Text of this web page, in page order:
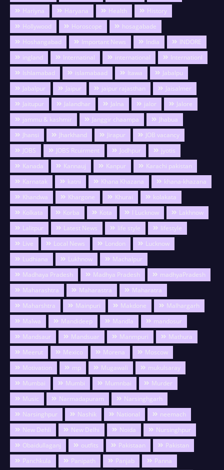
Hariyna
Haryana Health
History
Hollywood
Horoscope
hosagabade
Hoshangabad
Important News India
INDORE
ingland
Internatinal international
Internationl
Ishlamabad
islamabaad Itawa
Jabalpu
Jabalpur
Jaipur jaipur rajasthan
Jaisalmer
Jaitupur
Jalandhar Jalna jalor
Jalore
jammu & kashmir
Janggir chaampa
Jhabua
Jhansi
Jharkhand Jirapur
JOB vacancy
JOBS
JOBS Rcuirment Jodhpur
jyotis
Kanada
Kannauj Kanpur
Karachi pakistan
Karnatak
katni Khana Khazana
khana-khazana
Khandwa
Khargone Khurai
kolakata
Kolkata
Korba Kota l Lucknow
Lakhnow
Lalitpur
Latest News life style
lifestyle
Live
Local News London
Lucknow
Ludhiana
Lukhnow
Machalpur
Madhaya Pradesh
Madhya Pradesh
madhyaPradesh
Maharashtra
Maharastra
Maharatra
Maharshtra
Mainpuri Makdone
Malhargarh
Malwa
Mandideep Mandla
mandosur
Mandsaur
Mandsuar Manmpuri
Mathura
Meerut
Mexico Morena
Moscow
Motivation
mp Mugawali
mukulsaray
Mumbai
Mumbi Mumnbai
Murder
Music
Narmadapuram
Narsinghgarh
Narsinghpur
Nashik National
neemach
New Dehli
New Delhi Noida
Nursinghpur
Obaidullaganj
outfits Pakistaan
Pakistan
Panchkula
Panipath Panjab
Panna